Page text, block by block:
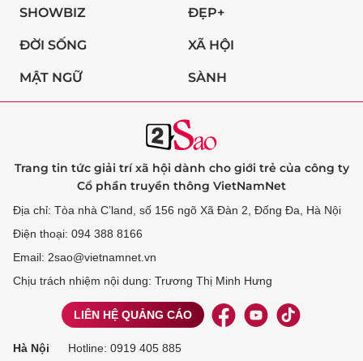
SHOWBIZ ĐẸP+
ĐỜI SỐNG XÃ HỘI
MẬT NGỮ SÀNH
Trang tin tức giải trí xã hội dành cho giới trẻ của công ty
Cổ phần truyền thông VietNamNet
Địa chỉ: Tòa nhà C’land, số 156 ngõ Xã Đàn 2, Đống Đa, Hà Nội
Điện thoại: 094 388 8166
Email: 2sao@vietnamnet.vn
Chịu trách nhiệm nội dung: Trương Thị Minh Hưng
LIÊN HỆ QUẢNG CÁO
Hà Nội Hotline: 0919 405 885